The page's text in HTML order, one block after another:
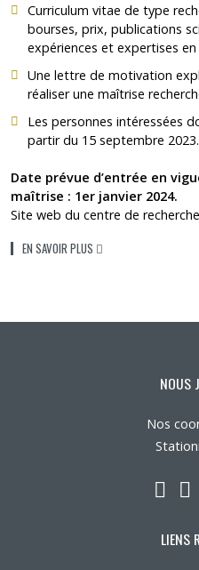
Curriculum vitae de type
bourses, prix, publications
expériences et expertises en
Une lettre de motivation
réaliser une maîtrise
Les personnes intéressées
partir du 15 septembre 2023.
Date prévue d’entrée en
maîtrise : 1er janvier 2024.
Site web du centre de
EN SAVOIR PLUS
NOUS
Nos
LIENS